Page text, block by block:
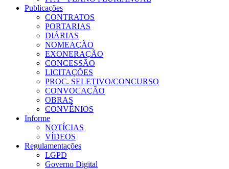
Publicações
CONTRATOS
PORTARIAS
DIÁRIAS
NOMEAÇÃO
EXONERAÇÃO
CONCESSÃO
LICITAÇÕES
PROC. SELETIVO/CONCURSO
CONVOCAÇÃO
OBRAS
CONVÊNIOS
Informe
NOTÍCIAS
VÍDEOS
Regulamentações
LGPD
Governo Digital